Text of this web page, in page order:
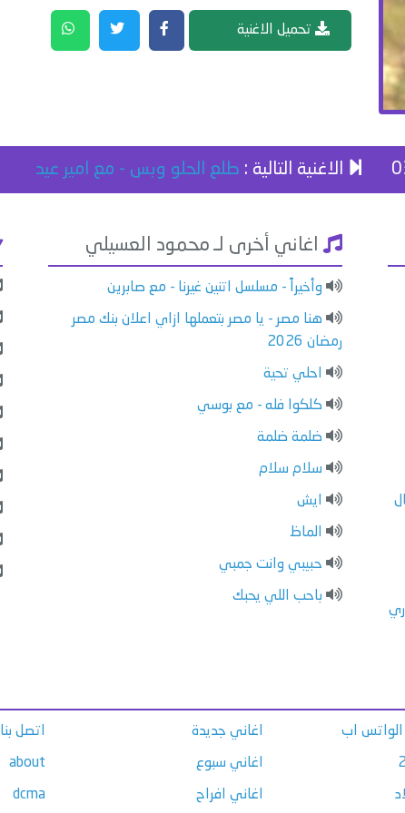
تحميل الاغنية
الاغنية التالية : طلع الحلو وبس - مع امير عيد
اغاني أخرى لـ محمود العسيلي
وأخيراً - مسلسل اتنين غيرنا - مع صابرين
هنا مصر - يا مصر بتعملها ازاي اعلان بنك مصر
رمضان 2026
احلي تحية
كلكوا فله - مع بوسي
ضلمة ضلمة
سلام سلام
ايش
الماظ
حبيبي وانت جمبي
باحب اللي يحبك
الواتس اب اغاني جديدة
اغاني سبوع
اغاني افراح
اتصل بنا
about
dcma